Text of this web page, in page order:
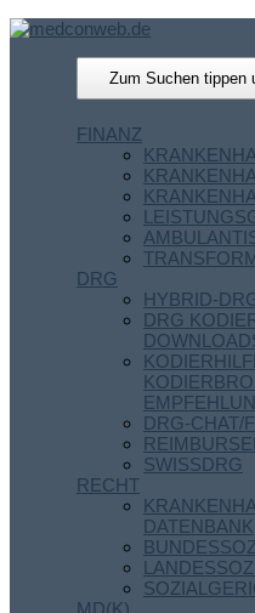
FINANZ
DRG
HYBRID-
DRG
DRG-CHAT/
SWISSDRG
RECHT
DATENBANK
MD(K)